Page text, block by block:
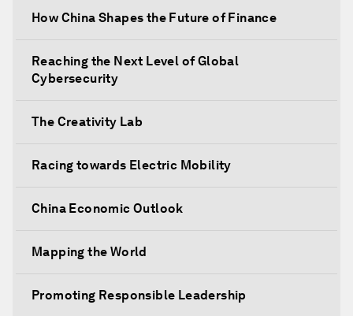
How China Shapes the Future of Finance
Reaching the Next Level of Global
Cybersecurity
The Creativity Lab
Racing towards Electric Mobility
China Economic Outlook
Mapping the World
Promoting Responsible Leadership